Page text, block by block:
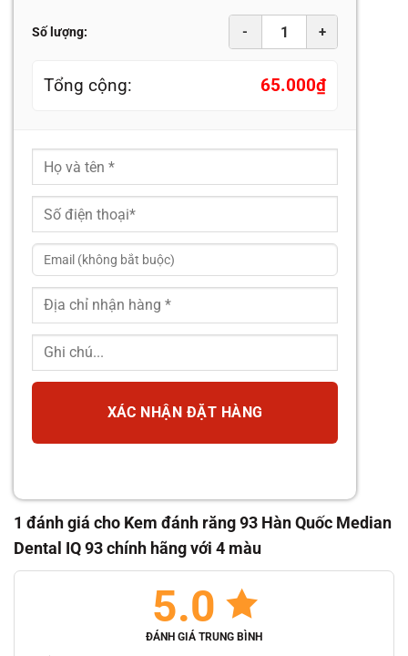
Số lượng: - +
Tổng cộng: 65.000₫
XÁC NHẬN ĐẶT HÀNG
1 đánh giá cho Kem đánh răng 93 Hàn Quốc Median
Dental IQ 93 chính hãng với 4 màu
5.0
ĐÁNH GIÁ TRUNG BÌNH